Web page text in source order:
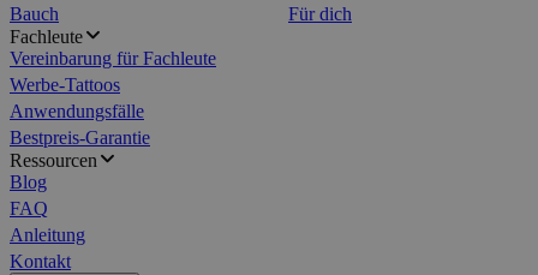
Bauch
Für dich
Fachleute
Vereinbarung für Fachleute
Werbe-Tattoos
Anwendungsfälle
Bestpreis-Garantie
Ressourcen
Blog
FAQ
Anleitung
Kontakt